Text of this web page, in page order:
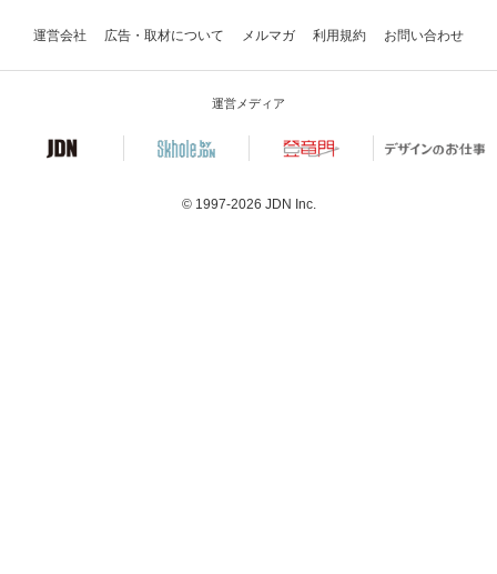
運営会社 広告・取材について メルマガ 利用規約 お問い合わせ
運営メディア
© 1997-2026 JDN Inc.